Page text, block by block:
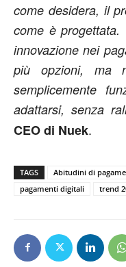
come desidera, il
come è
innovazione nei
più opzioni, ma
semplicemente
adattarsi, senza
CEO di Nuek.
TAGS Abitudini di
pagamenti digitali
trend